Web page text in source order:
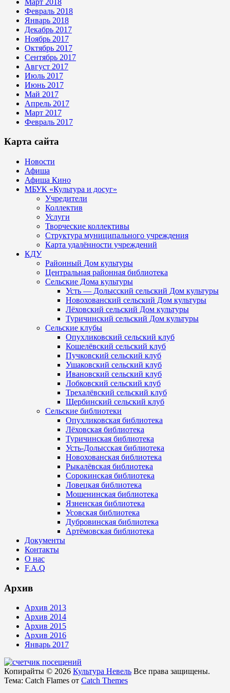
Февраль 2018
Январь 2018
Декабрь 2017
Ноябрь 2017
Октябрь 2017
Сентябрь 2017
Август 2017
Июль 2017
Июнь 2017
Май 2017
Апрель 2017
Март 2017
Февраль 2017
Карта сайта
Новости
Афиша
Афиша Кино
МБУК «Культура и досуг»
Учредители
Коллектив
Услуги
Творческие коллективы
Структура муниципального учреждения
Карта удалённости учреждений
КДУ
Районный Дом культуры
Центральная районная библиотека
Сельские Дома культуры
Усть — Долысский сельский Дом культуры
Новохованский сельский Дом культуры
Лёховский сельский Дом культуры
Туричинский сельский Дом культуры
Сельские клубы
Опухликовский сельский клуб
Кошелёвский сельский клуб
Пучковский сельский клуб
Ушаковский сельский клуб
Ивановский сельский клуб
Лобковский сельский клуб
Трехалёвский сельский клуб
Щербинский сельский клуб
Сельские библиотеки
Опухликовская библиотека
Лёховская библиотека
Туричинская библиотека
Усть-Долысская библиотека
Новохованская библиотека
Рыкалёвская библиотека
Сорокинская библиотека
Ловецкая библиотека
Мошенинская библиотека
Язненская библиотека
Усовская библиотека
Дубровинская библиотека
Артёмовская библиотека
Документы
Контакты
О нас
F.A.Q
Архив
Архив 2013
Архив 2014
Архив 2015
Архив 2016
Январь 2017
Копирайты © 2026 Культура Невель Все права защищены.
Тема: Catch Flames от Catch Themes